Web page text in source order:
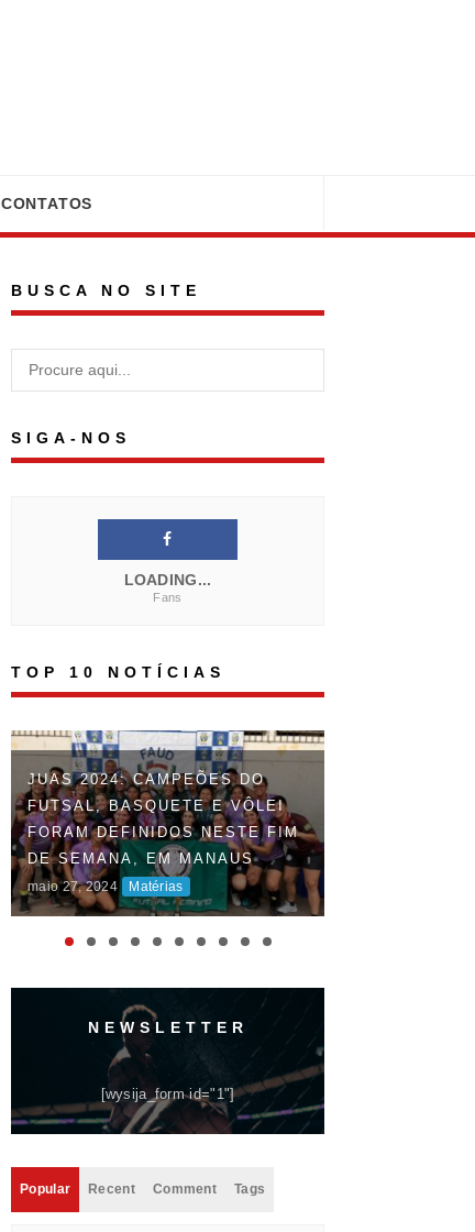
CONTATOS
BUSCA NO SITE
SIGA-NOS
LOADING...
Fans
TOP 10 NOTÍCIAS
JUAS 2024: CAMPEÕES DO
FUTSAL, BASQUETE E VÔLEI
FORAM DEFINIDOS NESTE FIM
DE SEMANA, EM MANAUS
maio 27, 2024 Matérias
NEWSLETTER
[wysija_form id="1"]
Popular Recent Comment Tags